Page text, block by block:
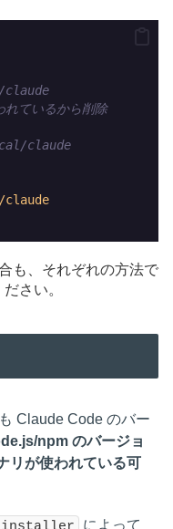
claude
ているから削除
claude
claude
も、それぞれの方法で
さい。
Claude Code のバー
npm のバージョ
リが使われている可
によって